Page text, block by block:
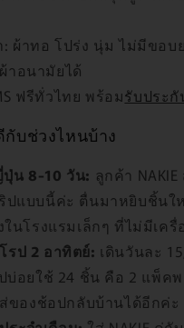
: ผ้าทอ โปร่ง นุ่ม ไม่มีขอ
าอนามัยได้
ฟรีทั่วไทย พร้อมรับประ
บช่วงไหนบ้าง
น 8-10 วัน: ลูกค้า
ปแบบนี้ค่ะ ตื่นมาหยิบชิ้นใ
นโรงแรมเล็กๆ ที่ไม่มีเครื่
รป 2 อาทิตย์: เดินวันละ
บ่อยใช้ 24 ชิ้น คือ 2 แพ็ค
ของช้อปกลับบ้านได้อีกค่ะ